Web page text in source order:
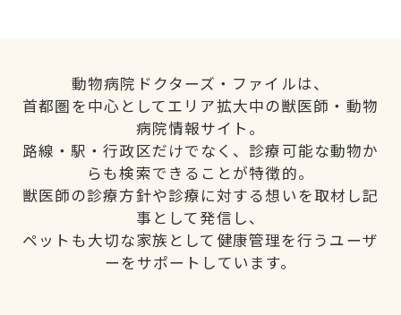
動物病院ドクターズ・ファイルは、
首都圏を中心としてエリア拡大中の獣医師・動物
病院情報サイト。
路線・駅・行政区だけでなく、診療可能な動物か
らも検索できることが特徴的。
獣医師の診療方針や診療に対する想いを取材し記
事として発信し、
ペットも大切な家族として健康管理を行うユーザ
ーをサポートしています。